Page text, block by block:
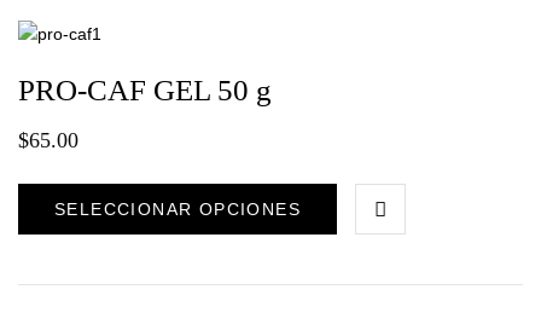
PRO-CAF GEL 50 g
$65.00
SELECCIONAR OPCIONES